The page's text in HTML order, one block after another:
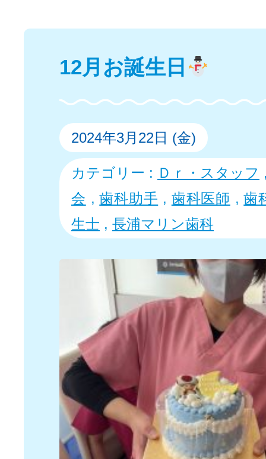
12月お誕生日
2024年3月22日 (金)
カテゴリー : Ｄｒ・スタッフ
会 ,歯科助手 , 歯科医師 ,歯
生士 , 長浦マリン歯科